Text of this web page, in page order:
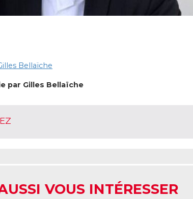
Bellaïche
par Gilles Bellaïche
VOUS INTÉRESSER